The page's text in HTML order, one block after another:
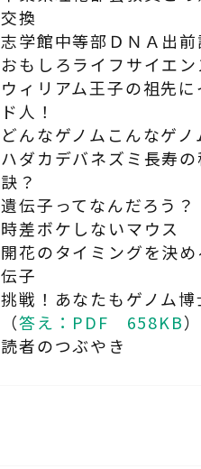
交換
志学館中等部ＤＮＡ出
おもしろライフサイエ
ウィリアム王子の祖先
ド人！
どんなゲノムこんなゲノ
ハダカデバネズミ長寿
訣？
遺伝子ってなんだろう？
時差ボケしないマウス
開花のタイミングを決
伝子
挑戦！あなたもゲノム博
（答え：PDF 658KB）
読者のつぶやき